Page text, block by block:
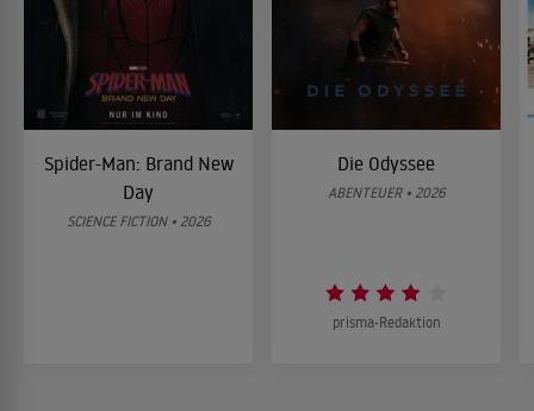
Spider-Man: Brand New
Day
SCIENCE FICTION • 2026
Die Odyssee
ABENTEUER • 2026
prisma-Redaktion